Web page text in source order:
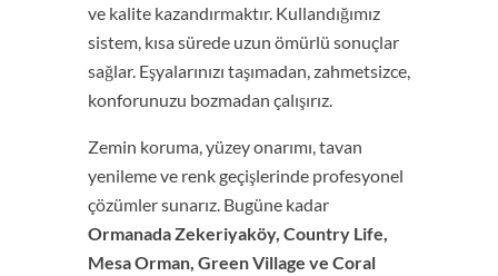
ve kalite kazandırmaktır. Kullandığımız
sistem, kısa sürede uzun ömürlü sonuçlar
sağlar. Eşyalarınızı taşımadan, zahmetsizce,
konforunuzu bozmadan çalışırız.
Zemin koruma, yüzey onarımı, tavan
yenileme ve renk geçişlerinde profesyonel
çözümler sunarız. Bugüne kadar
Ormanada Zekeriyaköy, Country Life,
Mesa Orman, Green Village ve Coral